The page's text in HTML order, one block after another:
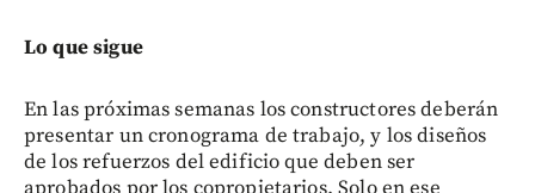
Lo que sigue
En las próximas semanas los constructores deberán
presentar un cronograma de trabajo, y los diseños
de los refuerzos del edificio que deben ser
aprobados por los copropietarios. Solo en ese